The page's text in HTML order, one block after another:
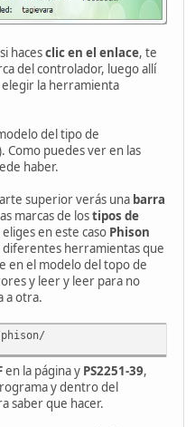
si hacesclic en el enlace, te
del controlador, luego allí
elegir la herramienta
del tipo de
Como puedes ver en las
haber.
superior verás una barra
marcas de lostipos de
eliges en este caso Phison
diferentes herramientas que
en el modelo del topo de
y leer y leer para no
a otra.
en la página y PS2251-39,
y dentro del
saber que hacer.